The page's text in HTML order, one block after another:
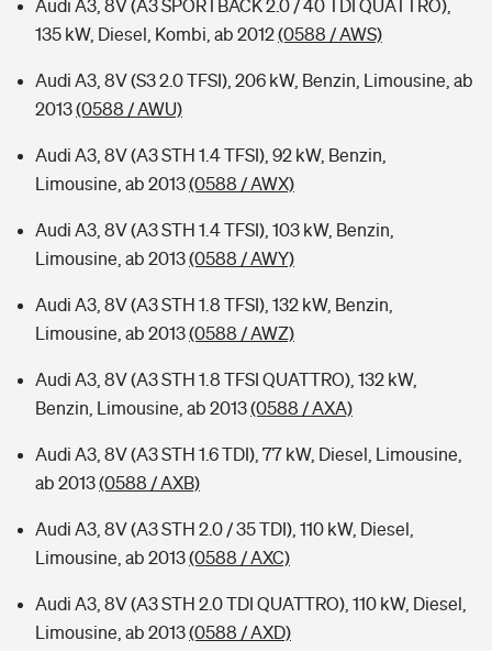
Audi A3, 8V (A3 SPORTBACK 2.0 / 40 TDI QUATTRO),
135 kW, Diesel, Kombi, ab 2012(0588 / AWS)
Audi A3, 8V (S3 2.0 TFSI), 206 kW, Benzin, Limousine, ab
2013(0588 / AWU)
Audi A3, 8V (A3 STH 1.4 TFSI), 92 kW, Benzin,
Limousine, ab 2013(0588 / AWX)
Audi A3, 8V (A3 STH 1.4 TFSI), 103 kW, Benzin,
Limousine, ab 2013(0588 / AWY)
Audi A3, 8V (A3 STH 1.8 TFSI), 132 kW, Benzin,
Limousine, ab 2013(0588 / AWZ)
Audi A3, 8V (A3 STH 1.8 TFSI QUATTRO), 132 kW,
Benzin, Limousine, ab 2013(0588 / AXA)
Audi A3, 8V (A3 STH 1.6 TDI), 77 kW, Diesel, Limousine,
ab 2013(0588 / AXB)
Audi A3, 8V (A3 STH 2.0 / 35 TDI), 110 kW, Diesel,
Limousine, ab 2013(0588 / AXC)
Audi A3, 8V (A3 STH 2.0 TDI QUATTRO), 110 kW, Diesel,
Limousine, ab 2013(0588 / AXD)